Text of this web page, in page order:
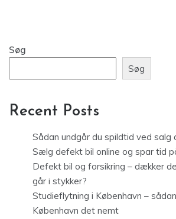
Søg
Søg
Recent Posts
Sådan undgår du spildtid ved salg
Sælg defekt bil online og spar tid
Defekt bil og forsikring – dækker
går i stykker?
Studieflytning i København –
København det nemt